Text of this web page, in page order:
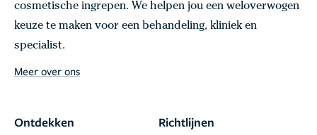
cosmetische ingrepen. We helpen jou een weloverwogen
keuze te maken voor een behandeling, kliniek en
specialist.
Meer over ons
Ontdekken Richtlijnen